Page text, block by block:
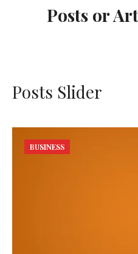
Posts or
Posts Slider
BUSINESS